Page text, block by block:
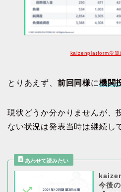
kaizenplatform決算
とりあえず、 前回同様に機関
現状どうか分かりませんが、
ない状況は発表当時は継続し
今後